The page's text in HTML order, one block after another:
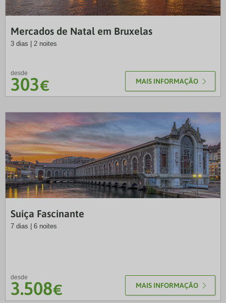
Mercados de Natal em Bruxelas
3 dias | 2 noites
desde
303€ MAIS INFORMAÇÃO
Suiça Fascinante
7 dias | 6 noites
desde
3.508€ MAIS INFORMAÇÃO